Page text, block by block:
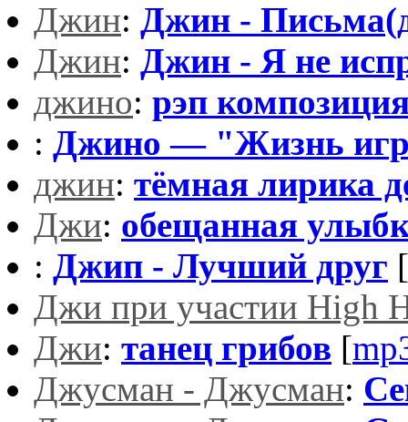
Джин: Джин -
Джин: Джин - Я не
джино: рэп
: Джино — "Жизнь
джин: тёмная лирика
Джи: обещанная
: Джип - Лучший друг [
Джи при участии High
Джи: танец грибов [
Джусман - Джусман: